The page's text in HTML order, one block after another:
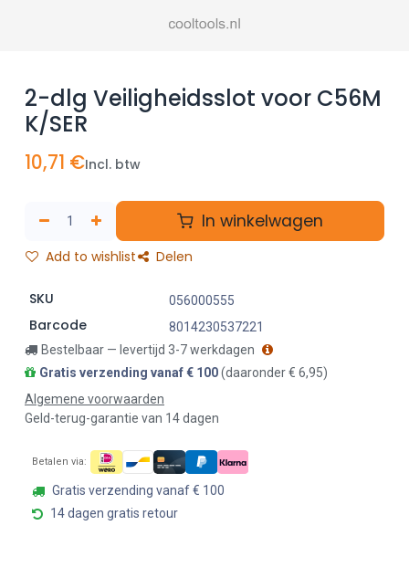
2-dlg Veiligheidsslot voor C56M
K/SER
10,71 €Incl. btw
In winkelwagen
Add to wishlist Delen
SKU 056000555
Barcode
8014230537221
Bestelbaar — levertijd 3-7 werkdagen
Gratis verzending vanaf € 100(daaronder € 6,95)
Algemene voorwaarden
Geld-terug-garantie van 14 dagen
Betalen via:
Gratis verzending vanaf € 100
14 dagen gratis retour